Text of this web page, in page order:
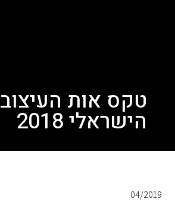
טקס אות העיצוב
הישראלי 2018
04/2019